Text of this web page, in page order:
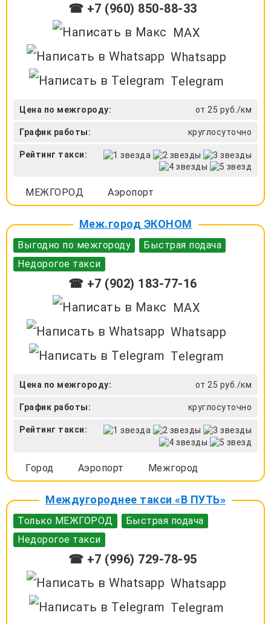
☎ +7 (960) 850-88-33
MAX
Whatsapp
Telegram
Цена по межгороду: от 25 руб./км
График работы: круглосуточно
Рейтинг такси:
МЕЖГОРОД Аэропорт
Меж.город ЭКОНОМ
Выгодно по межгороду
Быстрая подача
Недорогое такси
☎ +7 (902) 183-77-16
MAX
Whatsapp
Telegram
Цена по межгороду: от 25 руб./км
График работы: круглосуточно
Рейтинг такси:
Город Аэропорт Межгород
Междугороднее такси «В ПУТЬ»
Только МЕЖГОРОД
Быстрая подача
Недорогое такси
☎ +7 (996) 729-78-95
Whatsapp
Telegram